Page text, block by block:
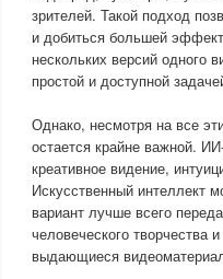
зрителей. Такой подход
и добиться большей
нескольких версий одного
простой и доступной
Однако, несмотря на все
остается крайне важной.
креативное видение,
Искусственный интеллект
вариант лучше всего
человеческого
выдающиеся